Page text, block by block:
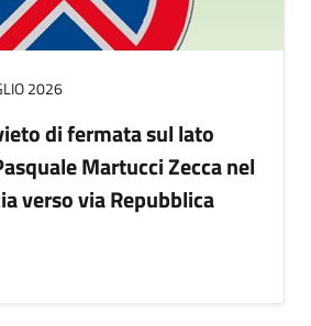
2026
di fermata sul lato
Martucci Zecca nel
verso via Repubblica